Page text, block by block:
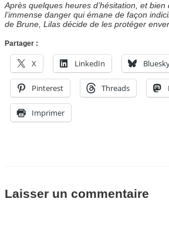
Après quelques heures d’hésitation, et
l’immense danger qui émane de façon
de Brune, Lilas décide de les protéger
Partager :
X LinkedIn
Pinterest Threads
Imprimer
Laisser un commentaire